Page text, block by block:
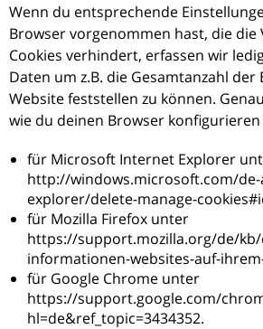
Wenn du entsprechende
Browser vorgenommen hast, die die
Cookies verhindert, erfassen wir
Daten um z.B. die Gesamtanzahl
Website feststellen zu können.
wie du deinen Browser
für Microsoft Internet Explorer
http://windows.microsoft.com/
explorer/delete-manage-
für Mozilla Firefox unter
https://support.mozilla.org/de/kb/
informationen-websites-auf-
für Google Chrome unter
https://support.google.com/
hl=de&ref_topic=3434352.